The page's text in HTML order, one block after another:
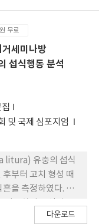
카브 WP 1회 + 클
시페노자이드 WP 1
트라닐리프롤 WG 2
24일에 2회 처리한
유충 발생량은 팥 10
고, 약제 처리구는
은 무처리구가
처리구의 방제가는
량은 약제 처리구에
163.6kg 대비
팥 수량이 가장 많았
2회 이었고, 클로
무료
세미나방
식행동 분석
및 국제 심포지엄
litura) 유충의 섭식
부터 고치 형성 때
을 측정하였다. 잎
기법을 이
다운로드